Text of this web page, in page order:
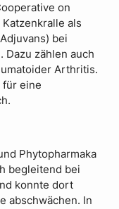
on
als
bei
Dazu zählen auch
Arthritis.
für eine
Phytopharmaka
begleitend bei
konnte dort
abschwächen. In